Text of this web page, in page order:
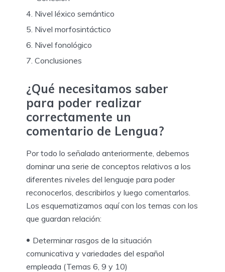
Nivel léxico semántico
Nivel morfosintáctico
Nivel fonológico
Conclusiones
¿Qué necesitamos saber
para poder realizar
correctamente un
comentario de Lengua?
Por todo lo señalado anteriormente, debemos
dominar una serie de conceptos relativos a los
diferentes niveles del lenguaje para poder
reconocerlos, describirlos y luego comentarlos.
Los esquematizamos aquí con los temas con los
que guardan relación:
Determinar rasgos de la situación
comunicativa y variedades del español
empleada (Temas 6, 9 y 10)